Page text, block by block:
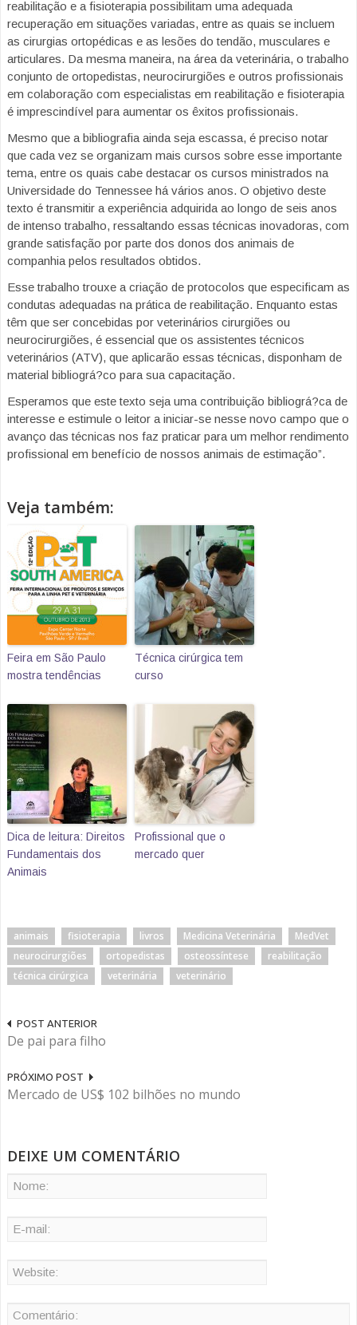
reabilitação e a fisioterapia possibilitam uma adequada
recuperação em situações variadas, entre as quais se incluem
as cirurgias ortopédicas e as lesões do tendão, musculares e
articulares. Da mesma maneira, na área da veterinária, o trabalho
conjunto de ortopedistas, neurocirurgiões e outros profissionais
em colaboração com especialistas em reabilitação e fisioterapia
é imprescindível para aumentar os êxitos profissionais.
Mesmo que a bibliografia ainda seja escassa, é preciso notar
que cada vez se organizam mais cursos sobre esse importante
tema, entre os quais cabe destacar os cursos ministrados na
Universidade do Tennessee há vários anos. O objetivo deste
texto é transmitir a experiência adquirida ao longo de seis anos
de intenso trabalho, ressaltando essas técnicas inovadoras, com
grande satisfação por parte dos donos dos animais de
companhia pelos resultados obtidos.
Esse trabalho trouxe a criação de protocolos que especificam as
condutas adequadas na prática de reabilitação. Enquanto estas
têm que ser concebidas por veterinários cirurgiões ou
neurocirurgiões, é essencial que os assistentes técnicos
veterinários (ATV), que aplicarão essas técnicas, disponham de
material bibliográ?co para sua capacitação.
Esperamos que este texto seja uma contribuição bibliográ?ca de
interesse e estimule o leitor a iniciar-se nesse novo campo que o
avanço das técnicas nos faz praticar para um melhor rendimento
profissional em benefício de nossos animais de estimação”.
Veja também:
Feira em São Paulo
mostra tendências
Técnica cirúrgica tem
curso
Dica de leitura: Direitos
Fundamentais dos
Animais
Profissional que o
mercado quer
animais fisioterapia livros Medicina Veterinária
MedVet
neurocirurgiões
ortopedistas osteossíntese
reabilitação
técnica cirúrgica
veterinária veterinário
POST ANTERIOR
De pai para filho
PRÓXIMO POST
Mercado de US$ 102 bilhões no mundo
DEIXE UM COMENTÁRIO